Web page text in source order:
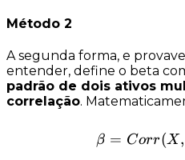
Método 2
A segunda forma, e
entender, define o beta
padrão de dois ativos
correlação.
β = Corr(X,